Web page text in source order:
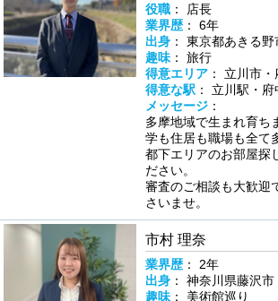
役職： 店長
業界歴： 6年
出身： 東京都あきる野
趣味： 旅行
得意エリア： 立川市
得意な駅 ： 立川駅・
メッセージ：
多摩地域で生まれ育ち
学も住居も職場も全て
都下エリアのお部屋探
ださい。
審査のご相談も大歓迎
さいませ。
市村 理奈
業界歴： 2年
出身： 神奈川県藤沢市
趣味： 美術館巡り